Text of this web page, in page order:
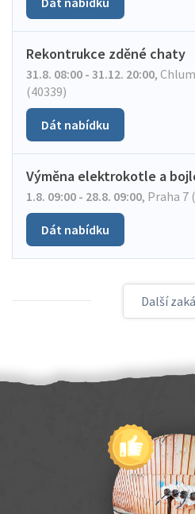
Rekontrukce zděné chaty
31.8. 08:00 - 31.12. 20:00,
(40339)
Dát nabídku
Výměna elektrokotle a
1.8. 09:00 - 28.8. 09:00, Praha 7
Dát nabídku
Další